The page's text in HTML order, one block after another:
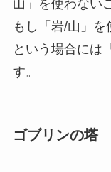
山」を使わない
もし「岩/山」
という場合には
す。
ゴブリンの塔